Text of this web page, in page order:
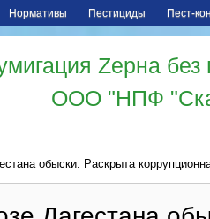
Нормативы Пестициды Пест-
Zерна
ООО "НПФ
обыски. Раскрыта